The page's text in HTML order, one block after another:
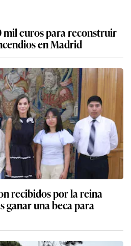
mil euros para reconstruir
en Madrid
recibidos por la reina
ganar una beca para